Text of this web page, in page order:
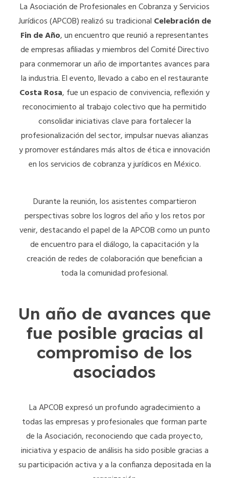
La Asociación de Profesionales en Cobranza y Servicios
Jurídicos (APCOB) realizó su tradicional Celebración de
Fin de Año, un encuentro que reunió a representantes
de empresas afiliadas y miembros del Comité Directivo
para conmemorar un año de importantes avances para
la industria. El evento, llevado a cabo en el restaurante
Costa Rosa, fue un espacio de convivencia, reflexión y
reconocimiento al trabajo colectivo que ha permitido
consolidar iniciativas clave para fortalecer la
profesionalización del sector, impulsar nuevas alianzas
y promover estándares más altos de ética e innovación
en los servicios de cobranza y jurídicos en México.
Durante la reunión, los asistentes compartieron
perspectivas sobre los logros del año y los retos por
venir, destacando el papel de la APCOB como un punto
de encuentro para el diálogo, la capacitación y la
creación de redes de colaboración que benefician a
toda la comunidad profesional.
Un año de avances que
fue posible gracias al
compromiso de los
asociados
La APCOB expresó un profundo agradecimiento a
todas las empresas y profesionales que forman parte
de la Asociación, reconociendo que cada proyecto,
iniciativa y espacio de análisis ha sido posible gracias a
su participación activa y a la confianza depositada en la